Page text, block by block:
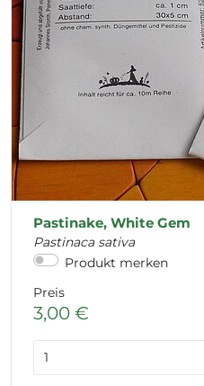
Pastinake, White Gem
Pastinaca sativa
Produkt merken
Preis
3,00 €